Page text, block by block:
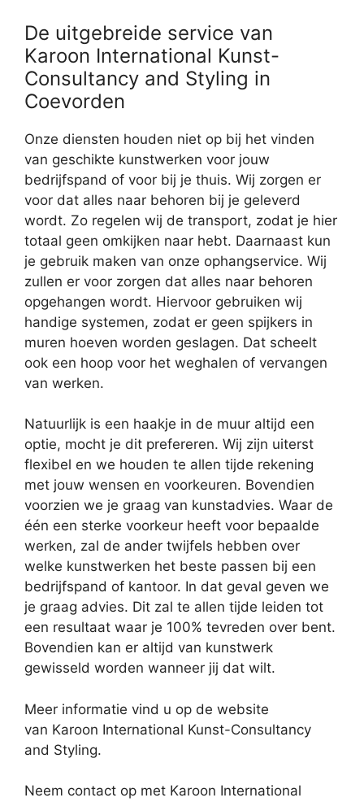
De uitgebreide service van
Karoon International Kunst-
Consultancy and Styling in
Coevorden
Onze diensten houden niet op bij het vinden
van geschikte kunstwerken voor jouw
bedrijfspand of voor bij je thuis. Wij zorgen er
voor dat alles naar behoren bij je geleverd
wordt. Zo regelen wij de transport, zodat je hier
totaal geen omkijken naar hebt. Daarnaast kun
je gebruik maken van onze ophangservice. Wij
zullen er voor zorgen dat alles naar behoren
opgehangen wordt. Hiervoor gebruiken wij
handige systemen, zodat er geen spijkers in
muren hoeven worden geslagen. Dat scheelt
ook een hoop voor het weghalen of vervangen
van werken.
Natuurlijk is een haakje in de muur altijd een
optie, mocht je dit prefereren. Wij zijn uiterst
flexibel en we houden te allen tijde rekening
met jouw wensen en voorkeuren. Bovendien
voorzien we je graag van kunstadvies. Waar de
één een sterke voorkeur heeft voor bepaalde
werken, zal de ander twijfels hebben over
welke kunstwerken het beste passen bij een
bedrijfspand of kantoor. In dat geval geven we
je graag advies. Dit zal te allen tijde leiden tot
een resultaat waar je 100% tevreden over bent.
Bovendien kan er altijd van kunstwerk
gewisseld worden wanneer jij dat wilt.
Meer informatie vind u op de website
van Karoon International Kunst-Consultancy
and Styling.
Neem contact op met Karoon International